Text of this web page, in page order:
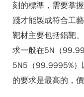
刻的標準，需要掌
踐才能製成符合工
靶材主要包括鋁靶
求一般在5N（
5N5（99.9995%）
的要求是最高的，